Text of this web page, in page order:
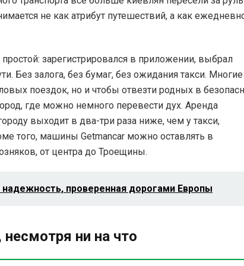
не как атрибут путешествий, а как
зарегистрировался в приложении, выбрал
Без залога, без бумаг, без ожидания такси. Многие
поездок, но и чтобы отвезти родных в
где можно немного перевести дух. Аренда
выходит в два-три раза ниже, чем у такси,
того, машины Getmancar можно оставлять в
от центра до Троещины.
проверенная дорогами Европы
ни на что